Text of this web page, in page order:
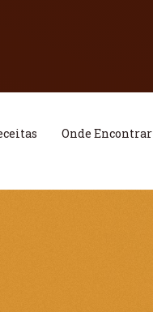
Onde Encontrar